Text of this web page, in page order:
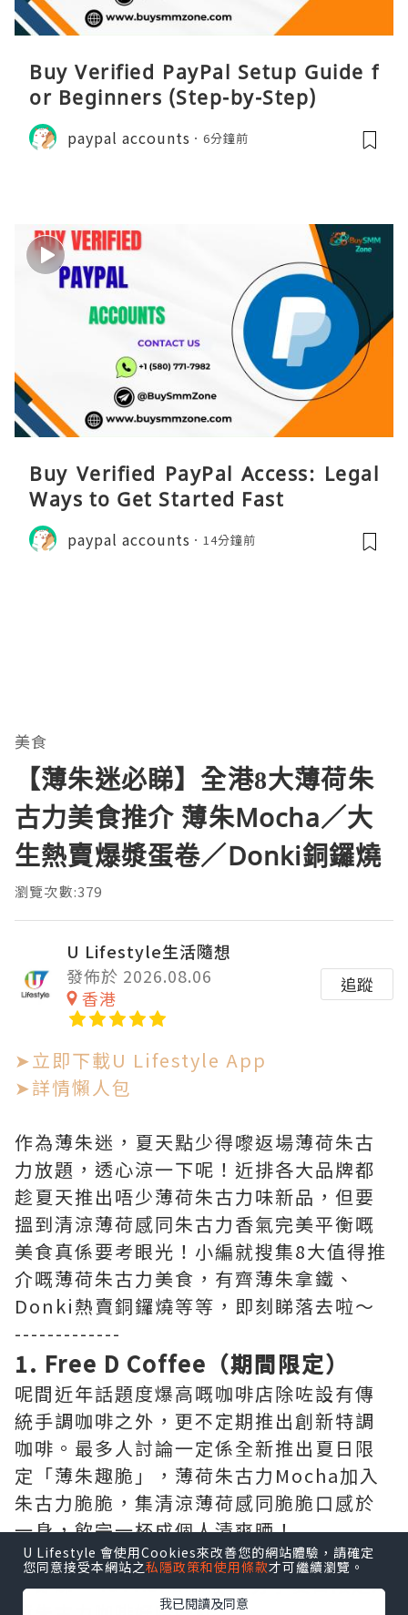
U Lifestyle 會使用Cookies來改善您的網站體驗，請確定
您同意接受本網站之私隱政策和使用條款才可繼續瀏覽。
我已閱讀及同意
Buy Verified PayPal Setup Guide f
or Beginners (Step-by-Step)
paypal accounts 6分鐘前
Buy Verified PayPal Access: Legal
Ways to Get Started Fast
paypal accounts 14分鐘前
美食
【薄朱迷必睇】全港8大薄荷朱
古力美食推介 薄朱Mocha／大
生熱賣爆漿蛋卷／Donki銅鑼燒
瀏覽次數:379
U Lifestyle生活隨想
發佈於 2026.08.06
香港
追蹤
➤立即下載U Lifestyle App
➤詳情懶人包
作為薄朱迷，夏天點少得嚟返場薄荷朱古
力放題，透心涼一下呢！近排各大品牌都
趁夏天推出唔少薄荷朱古力味新品，但要
搵到清涼薄荷感同朱古力香氣完美平衡嘅
美食真係要考眼光！小編就搜集8大值得推
介嘅薄荷朱古力美食，有齊薄朱拿鐵、
Donki熱賣銅鑼燒等等，即刻睇落去啦～
-------------
1. Free D Coffee（期間限定）
呢間近年話題度爆高嘅咖啡店除咗設有傳
統手調咖啡之外，更不定期推出創新特調
咖啡。最多人討論一定係全新推出夏日限
定「薄朱趣脆」，薄荷朱古力Mocha加入
朱古力脆脆，集清涼薄荷感同脆脆口感於
一身，飲完一杯成個人清爽晒！
▶即睇 “luvv.sharing” 分享夏日限定薄